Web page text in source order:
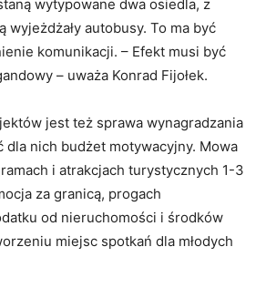
wytypowane dwa osiedla, z
wyjeżdżały autobusy. To ma być
komunikacji. – Efekt musi być
– uważa Konrad Fijołek.
jest też sprawa wynagradzania
dla nich budżet motywacyjny. Mowa
i atrakcjach turystycznych 1-3
za granicą, progach
od nieruchomości i środków
miejsc spotkań dla młodych